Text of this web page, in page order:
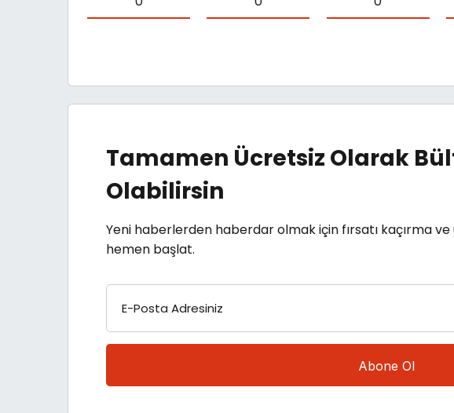
Tamamen Ücretsiz Olarak
Olabilirsin
Yeni haberlerden haberdar olmak için fırsatı kaçırma
hemen başlat.
E-Posta Adresiniz